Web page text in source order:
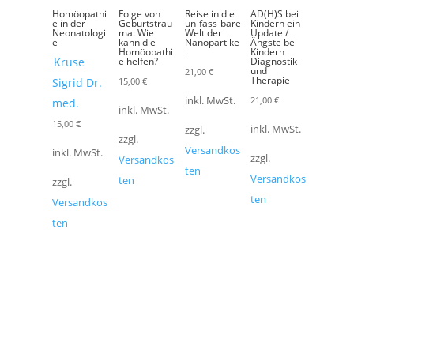
Homöopathi
e in der
Neonatologi
e
Kruse
Sigrid Dr.
med.
15,00€
inkl. MwSt.
zzgl.
Versandkos
ten
Folge von
Geburtstrau
ma: Wie
kann die
Homöopathi
e helfen?
15,00 €
inkl. MwSt.
zzgl.
Versandkos
ten
Reise in die
un-fass-bare
Welt der
Nanopartike
l
21,00 €
inkl. MwSt.
zzgl.
Versandkos
ten
AD(H)S bei
Kindern ein
Update /
Ängste bei
Kindern
Diagnostik
und
Therapie
21,00€
inkl. MwSt.
zzgl.
Versandkos
ten